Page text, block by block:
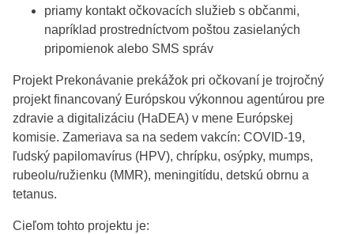
priamy kontakt očkovacích služieb s občanmi,
napríklad prostredníctvom poštou zasielaných
pripomienok alebo SMS správ
Projekt Prekonávanie prekážok pri očkovaní je trojročný
projekt financovaný Európskou výkonnou agentúrou pre
zdravie a digitalizáciu (HaDEA) v mene Európskej
komisie. Zameriava sa na sedem vakcín: COVID-19,
ľudský papilomavírus (HPV), chrípku, osýpky, mumps,
rubeolu/ružienku (MMR), meningitídu, detskú obrnu a
tetanus.
Cieľom tohto projektu je: